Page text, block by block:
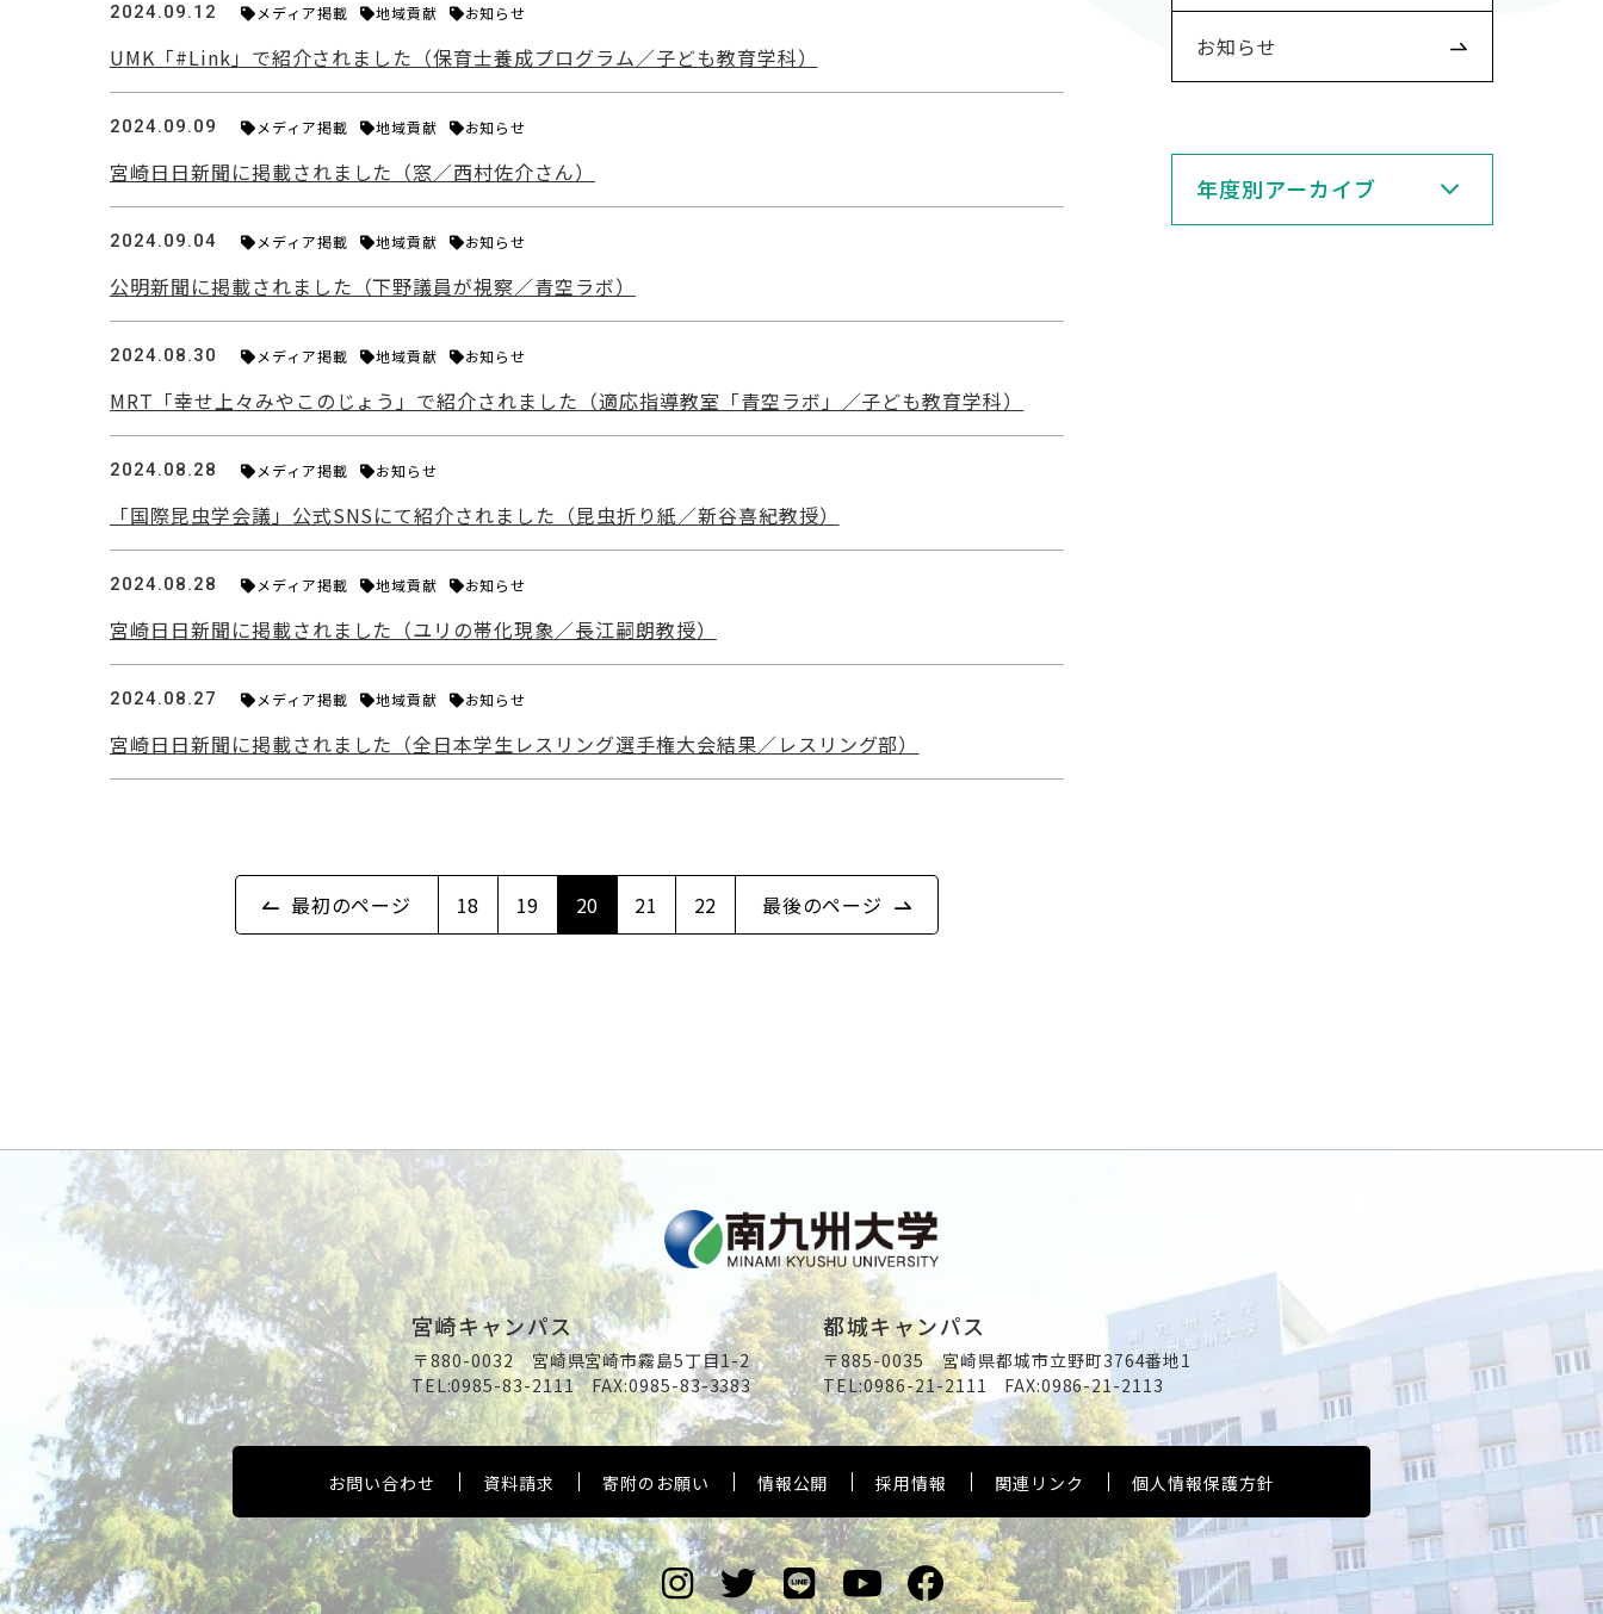
2024.09.12 メディア掲載 地域貢献 お知らせ
UMK「#Link」で紹介されました（保育士養成プログラム／子ども教育学科）
2024.09.09 メディア掲載 地域貢献 お知らせ
宮崎日日新聞に掲載されました（窓／西村佐介さん）
2024.09.04 メディア掲載 地域貢献 お知らせ
公明新聞に掲載されました（下野議員が視察／青空ラボ）
2024.08.30 メディア掲載 地域貢献 お知らせ
MRT「幸せ上々みやこのじょう」で紹介されました（適応指導教室「青空ラボ」／子ども教育学科）
2024.08.28 メディア掲載 お知らせ
「国際昆虫学会議」公式SNSにて紹介されました（昆虫折り紙／新谷喜紀教授）
2024.08.28 メディア掲載 地域貢献 お知らせ
宮崎日日新聞に掲載されました（ユリの帯化現象／長江嗣朗教授）
2024.08.27 メディア掲載 地域貢献 お知らせ
宮崎日日新聞に掲載されました（全日本学生レスリング選手権大会結果／レスリング部）
最初のページ 18 19 20 21 22 最後のページ
お知らせ
年度別アーカイブ
宮崎キャンパス
〒880-0032 宮崎県宮崎市霧島5丁目1-2
TEL:0985-83-2111 FAX:0985-83-3383
都城キャンパス
〒885-0035 宮崎県都城市立野町3764番地1
TEL:0986-21-2111 FAX:0986-21-2113
お問い合わせ 資料請求 寄附のお願い 情報公開 採用情報 関連リンク 個人情報保護方針